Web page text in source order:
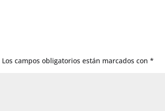
Los campos obligatorios están marcados con*